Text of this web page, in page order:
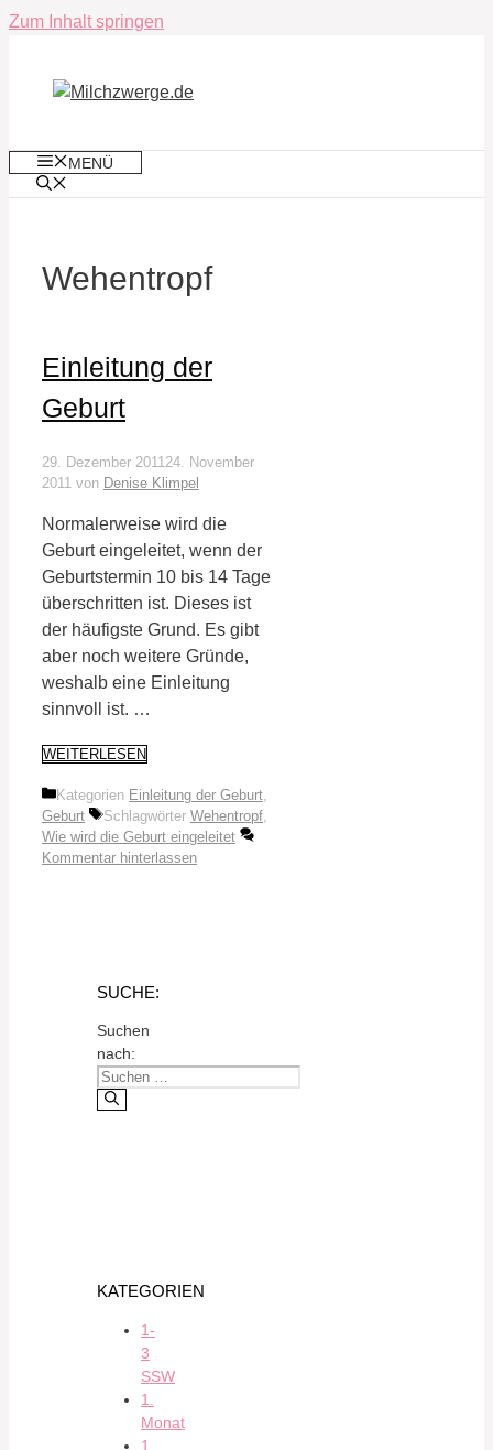
Zum Inhalt springen
MENÜ
Wehentropf
Einleitung der
Geburt
29. Dezember 2011 24. November
2011 von Denise Klimpel
Normalerweise wird die
Geburt eingeleitet, wenn der
Geburtstermin 10 bis 14 Tage
überschritten ist. Dieses ist
der häufigste Grund. Es gibt
aber noch weitere Gründe,
weshalb eine Einleitung
sinnvoll ist. …
WEITERLESEN
Kategorien Einleitung der Geburt
Geburt
Schlagwörter Wehentropf
Wie wird die Geburt eingeleitet
Kommentar hinterlassen
SUCHE:
Suchen
nach:
KATEGORIEN
1-
3
SSW
1.
Monat
1.